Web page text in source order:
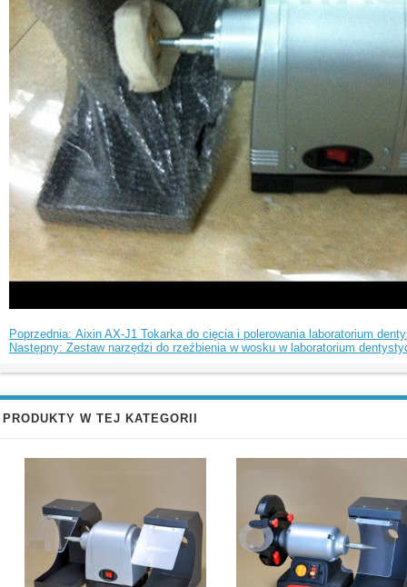
Poprzednia: Aixin AX-J1 Tokarka do cięcia i polerowania laboratorium
Następny: Zestaw narzędzi do rzeźbienia w wosku w laboratorium
PRODUKTY W TEJ KATEGORII